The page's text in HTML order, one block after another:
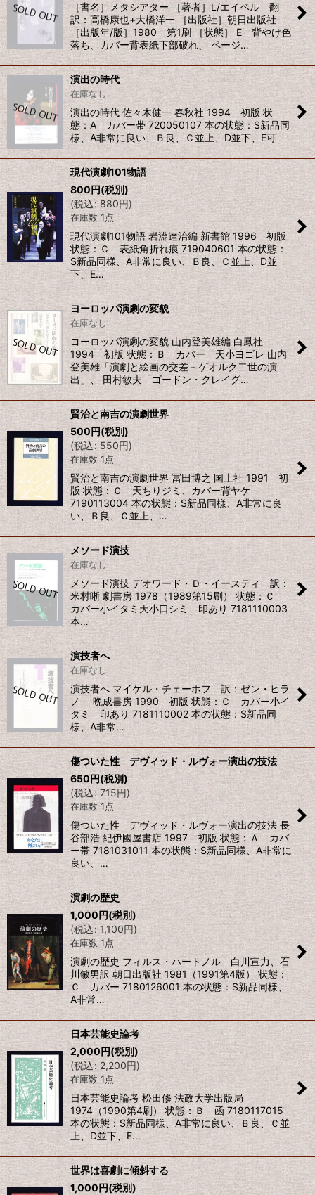
［書名］メタシアター ［著者］L/エイベル 翻
訳：高橋康也+大橋洋一 ［出版社］朝日出版社
［出版年/版］1980 第1刷 ［状態］ E 背やけ色
落ち、カバー背表紙下部破れ、 ページ…
演出の時代
在庫なし
演出の時代 佐々木健一 春秋社 1994 初版 状
態：A カバー帯 720050107 本の状態：S新品同
様、A非常に良い、Ｂ良、Ｃ並上、D並下、E可
現代演劇101物語
800円(税別)
(税込: 880円)
在庫数 1点
現代演劇101物語 岩淵達治編 新書館 1996 初版
状態：Ｃ 表紙角折れ痕 719040601 本の状態：
S新品同様、A非常に良い、Ｂ良、Ｃ並上、D並
下、E…
ヨーロッパ演劇の変貌
在庫なし
ヨーロッパ演劇の変貌 山内登美雄編 白鳳社
1994 初版 状態：Ｂ カバー 天小ヨゴレ 山内
登美雄「演劇と絵画の交差－ゲオルク二世の演
出」、 田村敏夫「ゴードン・クレイグ…
賢治と南吉の演劇世界
500円(税別)
(税込: 550円)
在庫数 1点
賢治と南吉の演劇世界 冨田博之 国土社 1991 初
版 状態：Ｃ 天ちりジミ、カバー背ヤケ
7190113004 本の状態：S新品同様、A非常に良
い、Ｂ良、Ｃ並上、…
メソード演技
在庫なし
メソード演技 デオワード・Ｄ・イースティ 訳：
米村唽 劇書房 1978（1989第15刷） 状態：Ｃ
カバー小イタミ天小口シミ 印あり 7181110003
本…
演技者へ
在庫なし
演技者へ マイケル・チェーホフ 訳：ゼン・ヒラ
ノ 晩成書房 1990 初版 状態：Ｃ カバー小イ
タミ 印あり 7181110002 本の状態：S新品同
様、A非常…
傷ついた性 デヴィッド・ルヴォー演出の技法
650円(税別)
(税込: 715円)
在庫数 1点
傷ついた性 デヴィッド・ルヴォー演出の技法 長
谷部浩 紀伊國屋書店 1997 初版 状態：Ａ カバ
ー帯 7181031011 本の状態：S新品同様、A非常に
良い、…
演劇の歴史
1,000円(税別)
(税込: 1,100円)
在庫数 1点
演劇の歴史 フィルス・ハートノル 白川宣力、石
川敏男訳 朝日出版社 1981（1991第4版） 状態：
Ｃ カバー 7180126001 本の状態：S新品同様、
A非常…
日本芸能史論考
2,000円(税別)
(税込: 2,200円)
在庫数 1点
日本芸能史論考 松田修 法政大学出版局
1974（1990第4刷） 状態：Ｂ 函 7180117015
本の状態：S新品同様、A非常に良い、Ｂ良、Ｃ並
上、D並下、E…
世界は喜劇に傾斜する
1,000円(税別)